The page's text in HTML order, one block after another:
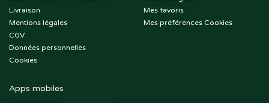
Livraison
Mentions légales
CGV
Données personnelles
Cookies
Mes favoris
Mes préférences Cookies
Apps mobiles